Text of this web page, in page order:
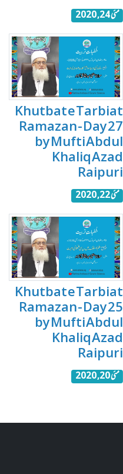
مئی 24, 2020
Khutbat e Tarbiat
Ramazan - Day 27
by Mufti Abdul
Khaliq Azad
Raipuri
مئی 22, 2020
Khutbat e Tarbiat
Ramazan - Day 25
by Mufti Abdul
Khaliq Azad
Raipuri
مئی 20, 2020